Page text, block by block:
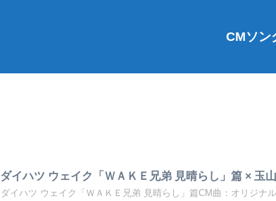
CMソン
ダイハツ ウェイク「ＷＡＫＥ兄弟 見晴らし」篇 × 玉
ダイハツ ウェイク「ＷＡＫＥ兄弟 見晴らし」篇CM曲：オリジナ